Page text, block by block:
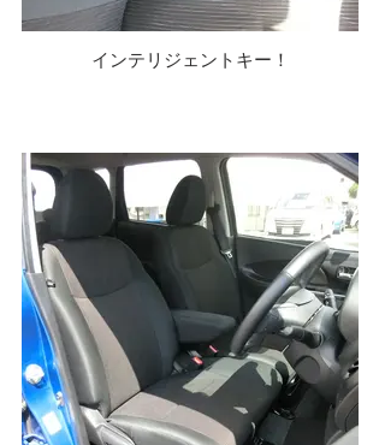
インテリジェントキー！